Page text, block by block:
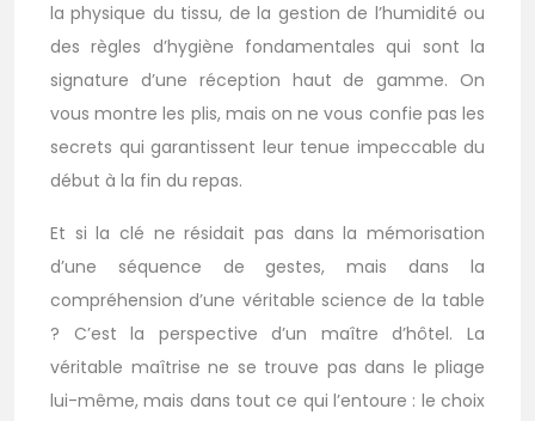
la physique du tissu, de la gestion de l’humidité ou
des règles d’hygiène fondamentales qui sont la
signature d’une réception haut de gamme. On
vous montre les plis, mais on ne vous confie pas les
secrets qui garantissent leur tenue impeccable du
début à la fin du repas.
Et si la clé ne résidait pas dans la mémorisation
d’une séquence de gestes, mais dans la
compréhension d’une véritable science de la table
? C’est la perspective d’un maître d’hôtel. La
véritable maîtrise ne se trouve pas dans le pliage
lui-même, mais dans tout ce qui l’entoure : le choix